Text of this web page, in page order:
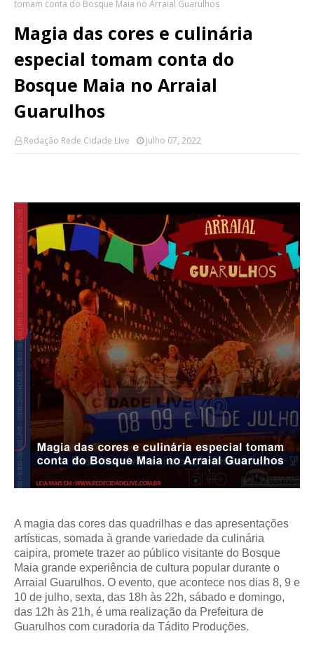
tomam conta do Bosque Maia no Arraial Guarulhos
Magia das cores e culinária
especial tomam conta do
Bosque Maia no Arraial
Guarulhos
Redação Rede Cidade Live Julho 07, 2022
A magia das cores das quadrilhas e das apresentações
artísticas, somada à grande variedade da culinária
caipira, promete trazer ao público visitante do Bosque
Maia grande experiência de cultura popular durante o
Arraial Guarulhos. O evento, que acontece nos dias 8, 9 e
10 de julho, sexta, das 18h às 22h, sábado e domingo,
das 12h às 21h, é uma realização da Prefeitura de
Guarulhos com curadoria da Tádito Produções.